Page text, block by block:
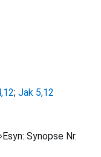
; Jak 5,12
Synopse Nr.